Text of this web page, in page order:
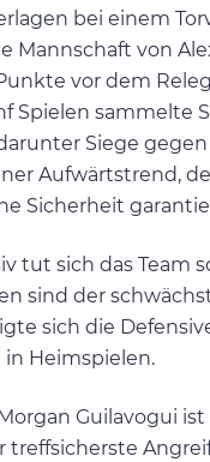
bei einem
Mannschaft von
vor dem
Spielen sammelte
Siege
Aufwärtstrend,
Sicherheit
tut sich das Team
sind der
sich die
in Heimspielen.
Guilavogui
treffsicherste